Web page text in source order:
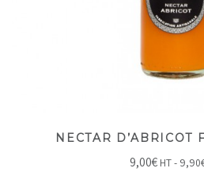
NECTAR D’ABRICOT
9,00€ HT - 9,90